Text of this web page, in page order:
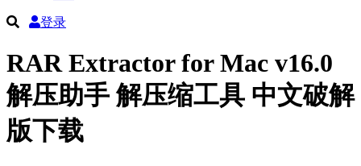
登录
RAR Extractor for Mac v16.0
解压助手 解压缩工具 中文破解
版下载